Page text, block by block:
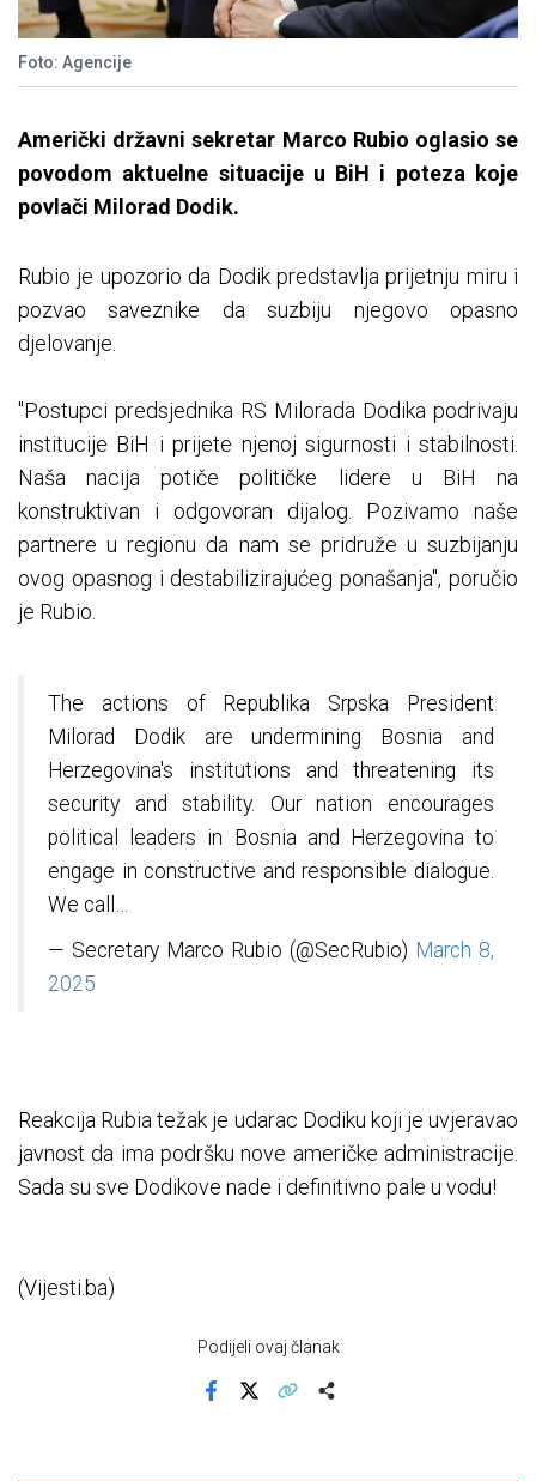
Foto: Agencije
Američki državni sekretar Marco Rubio oglasio se
povodom aktuelne situacije u BiH i poteza koje
povlači Milorad Dodik.
Rubio je upozorio da Dodik predstavlja prijetnju miru i
pozvao saveznike da suzbiju njegovo opasno
djelovanje.
"Postupci predsjednika RS Milorada Dodika podrivaju
institucije BiH i prijete njenoj sigurnosti i stabilnosti.
Naša nacija potiče političke lidere u BiH na
konstruktivan i odgovoran dijalog. Pozivamo naše
partnere u regionu da nam se pridruže u suzbijanju
ovog opasnog i destabilizirajućeg ponašanja", poručio
je Rubio.
The actions of Republika Srpska President
Milorad Dodik are undermining Bosnia and
Herzegovina's institutions and threatening its
security and stability. Our nation encourages
political leaders in Bosnia and Herzegovina to
engage in constructive and responsible dialogue.
We call…
— Secretary Marco Rubio (@SecRubio) March 8,
2025
Reakcija Rubia težak je udarac Dodiku koji je uvjeravao
javnost da ima podršku nove američke administracije.
Sada su sve Dodikove nade i definitivno pale u vodu!
(Vijesti.ba)
Podijeli ovaj članak